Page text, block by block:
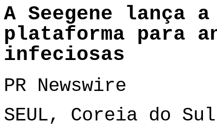
A Seegene lança a
plataforma para
infeciosas
PR Newswire
SEUL, Coreia do